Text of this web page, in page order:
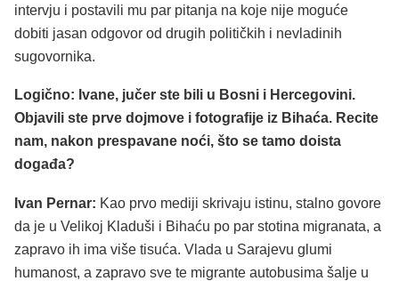
intervju i postavili mu par pitanja na koje nije moguće
dobiti jasan odgovor od drugih političkih i nevladinih
sugovornika.
Logično: Ivane, jučer ste bili u Bosni i Hercegovini.
Objavili ste prve dojmove i fotografije iz Bihaća. Recite
nam, nakon prespavane noći, što se tamo doista
događa?
Ivan Pernar: Kao prvo mediji skrivaju istinu, stalno govore
da je u Velikoj Kladuši i Bihaću po par stotina migranata, a
zapravo ih ima više tisuća. Vlada u Sarajevu glumi
humanost, a zapravo sve te migrante autobusima šalje u